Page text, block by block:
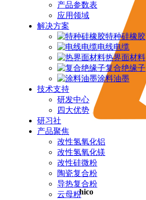
产品参数表
应用领域
解决方案
特种硅橡胶
电线电缆
热界面材料
复合绝缘子
涂料油墨
技术支持
研发中心
四大优势
研习社
产品聚焦
改性氢氧化铝
改性氢氧化镁
改性硅微粉
陶瓷复合粉
导热复合粉
云母粉hico